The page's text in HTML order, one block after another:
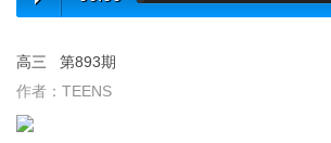
高三
第893期
作者：TEENS